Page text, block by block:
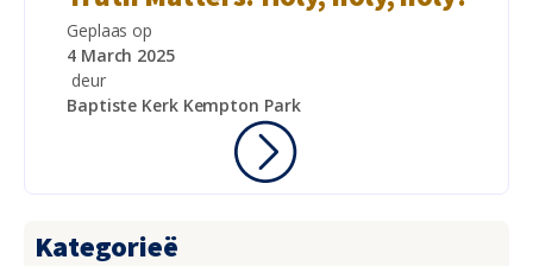
Geplaas op
4 March 2025
deur
Baptiste Kerk Kempton Park
Kategorieë